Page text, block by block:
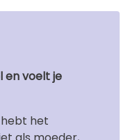
en voelt je
het